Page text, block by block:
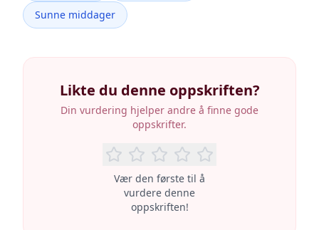
Sunne middager
Likte du denne oppskriften?
Din vurdering hjelper andre å finne gode
oppskrifter.
Vær den første til å
vurdere denne
oppskriften!